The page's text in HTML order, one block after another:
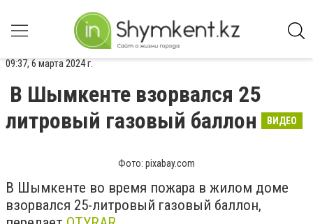
09:37, 6 марта 2024 г.
В Шымкенте взорвался 25
литровый газовый баллон
ВИДЕО
Фото: pixabay.com
В Шымкенте во время пожара в жилом доме
взорвался 25-литровый газовый баллон,